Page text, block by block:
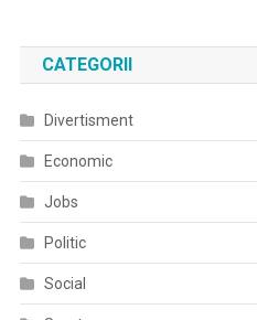
CATEGORII
Divertisment
Economic
Jobs
Politic
Social